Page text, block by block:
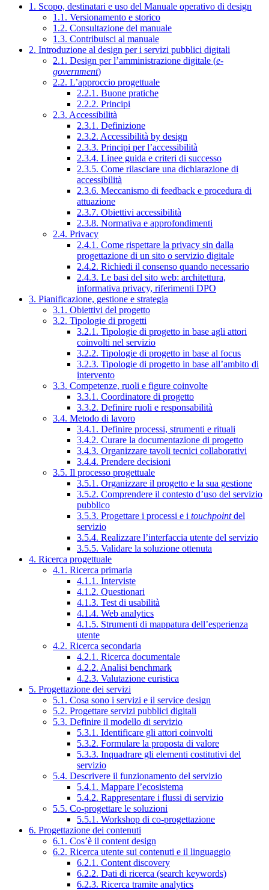
1. Scopo, destinatari e uso del Manuale operativo di design
1.1. Versionamento e storico
1.2. Consultazione del manuale
1.3. Contribuisci al manuale
2. Introduzione al design per i servizi pubblici digitali
2.1. Design per l’amministrazione digitale (e-
government)
2.2. L’approccio progettuale
2.2.1. Buone pratiche
2.2.2. Principi
2.3. Accessibilità
2.3.1. Definizione
2.3.2. Accessibilità by design
2.3.3. Principi per l’accessibilità
2.3.4. Linee guida e criteri di successo
2.3.5. Come rilasciare una dichiarazione di
accessibilità
2.3.6. Meccanismo di feedback e procedura di
attuazione
2.3.7. Obiettivi accessibilità
2.3.8. Normativa e approfondimenti
2.4. Privacy
2.4.1. Come rispettare la privacy sin dalla
progettazione di un sito o servizio digitale
2.4.2. Richiedi il consenso quando necessario
2.4.3. Le basi del sito web: architettura,
informativa privacy, riferimenti DPO
3. Pianificazione, gestione e strategia
3.1. Obiettivi del progetto
3.2. Tipologie di progetti
3.2.1. Tipologie di progetto in base agli attori
coinvolti nel servizio
3.2.2. Tipologie di progetto in base al focus
3.2.3. Tipologie di progetto in base all’ambito di
intervento
3.3. Competenze, ruoli e figure coinvolte
3.3.1. Coordinatore di progetto
3.3.2. Definire ruoli e responsabilità
3.4. Metodo di lavoro
3.4.1. Definire processi, strumenti e rituali
3.4.2. Curare la documentazione di progetto
3.4.3. Organizzare tavoli tecnici collaborativi
3.4.4. Prendere decisioni
3.5. Il processo progettuale
3.5.1. Organizzare il progetto e la sua gestione
3.5.2. Comprendere il contesto d’uso del servizio
pubblico
3.5.3. Progettare i processi e i touchpointdel
servizio
3.5.4. Realizzare l’interfaccia utente del servizio
3.5.5. Validare la soluzione ottenuta
4. Ricerca progettuale
4.1. Ricerca primaria
4.1.1. Interviste
4.1.2. Questionari
4.1.3. Test di usabilità
4.1.4. Web analytics
4.1.5. Strumenti di mappatura dell’esperienza
utente
4.2. Ricerca secondaria
4.2.1. Ricerca documentale
4.2.2. Analisi benchmark
4.2.3. Valutazione euristica
5. Progettazione dei servizi
5.1. Cosa sono i servizi e il service design
5.2. Progettare servizi pubblici digitali
5.3. Definire il modello di servizio
5.3.1. Identificare gli attori coinvolti
5.3.2. Formulare la proposta di valore
5.3.3. Inquadrare gli elementi costitutivi del
servizio
5.4. Descrivere il funzionamento del servizio
5.4.1. Mappare l’ecosistema
5.4.2. Rappresentare i flussi di servizio
5.5. Co-progettare le soluzioni
5.5.1. Workshop di co-progettazione
6. Progettazione dei contenuti
6.1. Cos’è il content design
6.2. Ricerca utente sui contenuti e il linguaggio
6.2.1. Content discovery
6.2.2. Dati di ricerca (search keywords)
6.2.3. Ricerca tramite analytics